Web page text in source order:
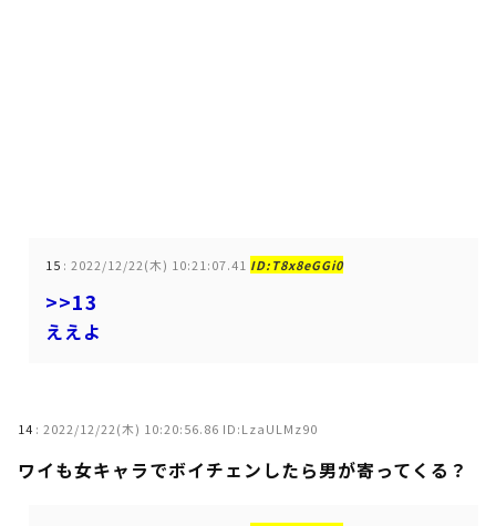
15 : 2022/12/22(木) 10:21:07.41 ID:T8x8eGGi0
>>13
ええよ
14 : 2022/12/22(木) 10:20:56.86 ID:LzaULMz90
ワイも女キャラでボイチェンしたら男が寄ってくる？